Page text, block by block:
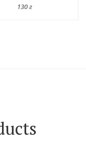
130 г